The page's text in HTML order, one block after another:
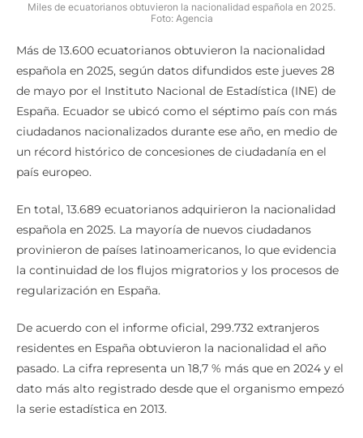
Miles de ecuatorianos obtuvieron la nacionalidad española en 2025.
Foto: Agencia
Más de 13.600 ecuatorianos obtuvieron la nacionalidad
española en 2025, según datos difundidos este jueves 28
de mayo por el Instituto Nacional de Estadística (INE) de
España. Ecuador se ubicó como el séptimo país con más
ciudadanos nacionalizados durante ese año, en medio de
un récord histórico de concesiones de ciudadanía en el
país europeo.
En total, 13.689 ecuatorianos adquirieron la nacionalidad
española en 2025. La mayoría de nuevos ciudadanos
provinieron de países latinoamericanos, lo que evidencia
la continuidad de los flujos migratorios y los procesos de
regularización en España.
De acuerdo con el informe oficial, 299.732 extranjeros
residentes en España obtuvieron la nacionalidad el año
pasado. La cifra representa un 18,7 % más que en 2024 y el
dato más alto registrado desde que el organismo empezó
la serie estadística en 2013.